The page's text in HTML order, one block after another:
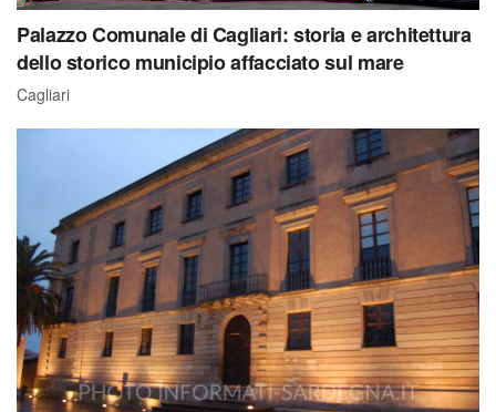
Palazzo Comunale di Cagliari: storia e architettura
dello storico municipio affacciato sul mare
Cagliari